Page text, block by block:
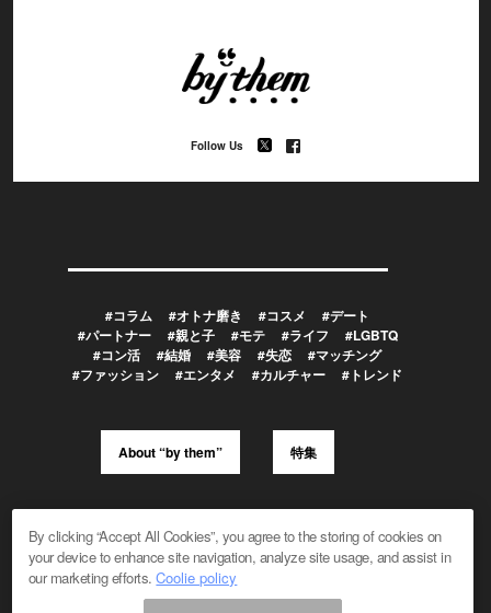
Follow Us
#コラム #オトナ磨き #コスメ
#デート
#パートナー
#親と子 #モテ #ライフ
#LGBTQ
#コン活
#結婚 #美容 #失恋
#マッチング
#ファッション
#エンタメ #カルチャー #トレンド
About “by them” 特集
編集部へのお問い合わせ
プレスリリース受付
メディア利用規約
By clicking “Accept All Cookies”, you agree to the storing of cookies on
your device to enhance site navigation, analyze site usage, and assist in
our marketing efforts.Coolie policy